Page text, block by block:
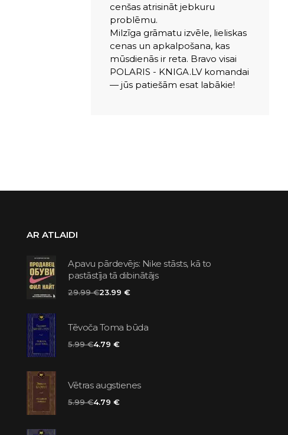
cenšas atrisināt jebkuru
problēmu.
Milzīga grāmatu izvēle, lieliskas
cenas un apkalpošana, kas
mūsdienās ir reta. Bravo visai
POLARIS - KNIGA.LV komandai
— jūs patiešām esat labākie!
AR ATLAIDI
Apavu pārdevējs: Nike stāsts, kā to
pastāstīja tā dibinātājs
29.99 €23.99 €
Tēvoča Toma būda
5.99 €4.79 €
Vētras augstienes
5.99 €4.79 €